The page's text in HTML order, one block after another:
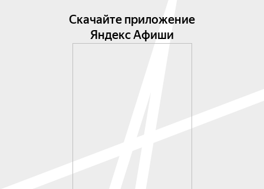
Скачайте приложение
Яндекс Афиши